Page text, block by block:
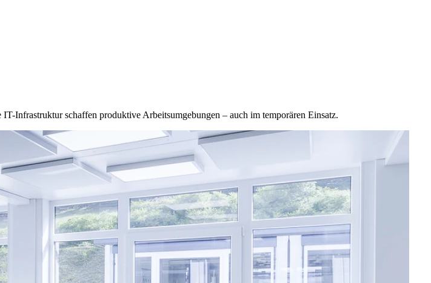
Infrastruktur schaffen produktive Arbeitsumgebungen – auch im temporären Einsatz.